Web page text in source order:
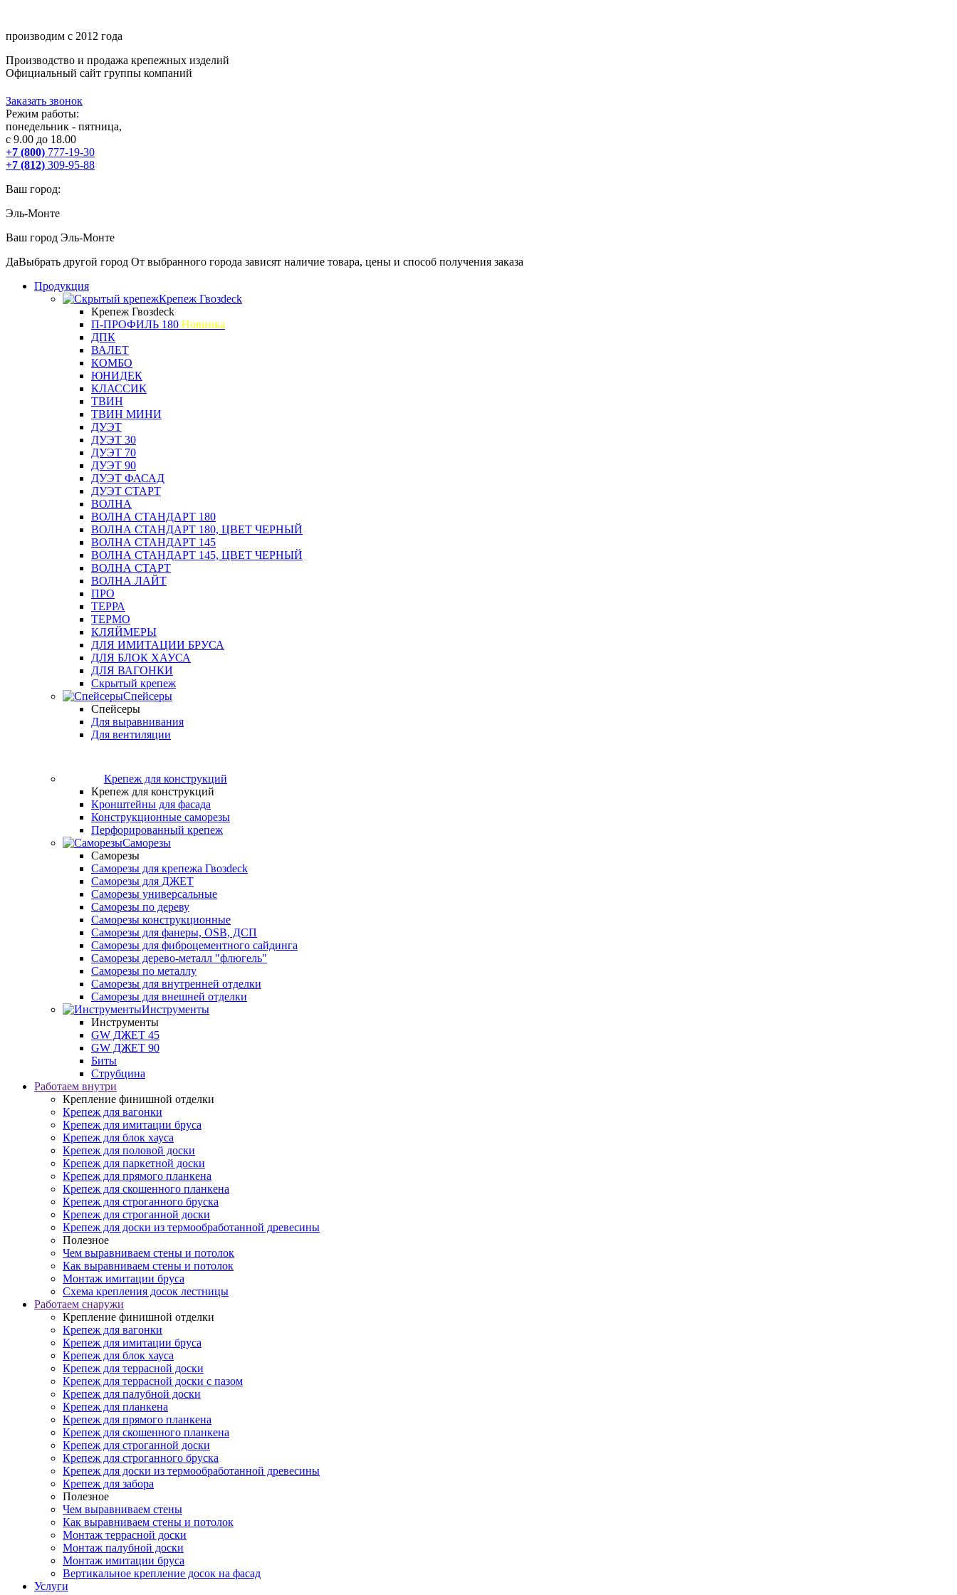
производим с 2012 года
Производство и продажа крепежных изделий
Официальный сайт группы компаний
Заказать звонок
Режим работы:
понедельник - пятница,
с 9.00 до 18.00
+7 (800) 777-19-30
+7 (812) 309-95-88
Ваш город:
Эль-Монте
Ваш город Эль-Монте
ДаВыбрать другой город От выбранного города зависят наличие товара, цены и способ получения заказа
Продукция
Крепеж Гвозdeck
Крепеж Гвозdeck
П-ПРОФИЛЬ 180 Новинка
ДПК
ВАЛЕТ
КОМБО
ЮНИДЕК
КЛАССИК
ТВИН
ТВИН МИНИ
ДУЭТ
ДУЭТ 30
ДУЭТ 70
ДУЭТ 90
ДУЭТ ФАСАД
ДУЭТ СТАРТ
ВОЛНА
ВОЛНА СТАНДАРТ 180
ВОЛНА СТАНДАРТ 180, ЦВЕТ ЧЕРНЫЙ
ВОЛНА СТАНДАРТ 145
ВОЛНА СТАНДАРТ 145, ЦВЕТ ЧЕРНЫЙ
ВОЛНА СТАРТ
ВОЛНА ЛАЙТ
ПРО
ТЕРРА
ТЕРМО
КЛЯЙМЕРЫ
ДЛЯ ИМИТАЦИИ БРУСА
ДЛЯ БЛОК ХАУСА
ДЛЯ ВАГОНКИ
Скрытый крепеж
Спейсеры
Спейсеры
Для выравнивания
Для вентиляции
Крепеж для конструкций
Крепеж для конструкций
Кронштейны для фасада
Конструкционные саморезы
Перфорированный крепеж
Саморезы
Саморезы
Саморезы для крепежа Гвозdeck
Саморезы для ДЖЕТ
Саморезы универсальные
Саморезы по дереву
Саморезы конструкционные
Cаморезы для фанеры, OSB, ДСП
Саморезы для фиброцементного сайдинга
Саморезы дерево-металл "флюгель"
Саморезы по металлу
Саморезы для внутренней отделки
Саморезы для внешней отделки
Инструменты
Инструменты
GW ДЖЕТ 45
GW ДЖЕТ 90
Биты
Струбцина
Работаем внутри
Крепление финишной отделки
Крепеж для вагонки
Крепеж для имитации бруса
Крепеж для блок хауса
Крепеж для половой доски
Крепеж для паркетной доски
Крепеж для прямого планкена
Крепеж для скошенного планкена
Крепеж для строганного бруска
Крепеж для строганной доски
Крепеж для доски из термообработанной древесины
Полезное
Чем выравниваем стены и потолок
Как выравниваем стены и потолок
Монтаж имитации бруса
Схема крепления досок лестницы
Работаем снаружи
Крепление финишной отделки
Крепеж для вагонки
Крепеж для имитации бруса
Крепеж для блок хауса
Крепеж для террасной доски
Крепеж для террасной доски с пазом
Крепеж для палубной доски
Крепеж для планкена
Крепеж для прямого планкена
Крепеж для скошенного планкена
Крепеж для строганной доски
Крепеж для строганного бруска
Крепеж для доски из термообработанной древесины
Крепеж для забора
Полезное
Чем выравниваем стены
Как выравниваем стены и потолок
Монтаж террасной доски
Монтаж палубной доски
Монтаж имитации бруса
Вертикальное крепление досок на фасад
Услуги